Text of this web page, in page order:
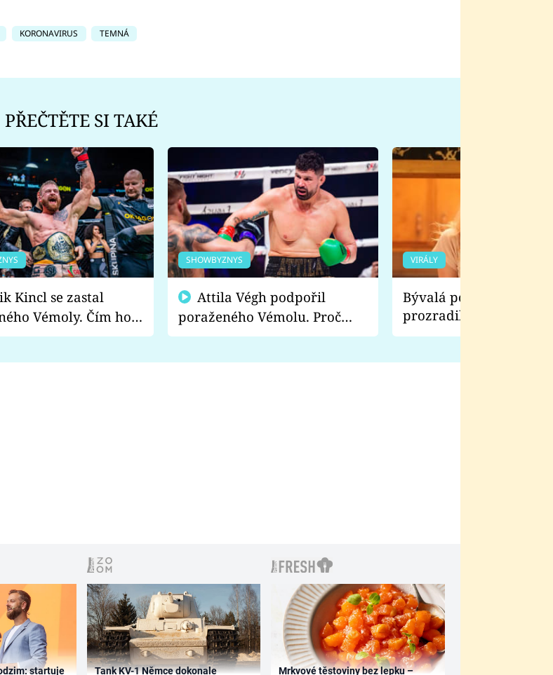
KORONAVIRUS TEMNÁ
PŘEČTĚTE SI TAKÉ
Vémoly. Čím ho
naštvali?
SHOWBYZNYS
poraženého Vémolu. Proč
chce raději zápasit s ním než
VIRÁLY
Bývalá pornoherečka
prozradila, co ji
natáčení Euforie.
startuje Tank KV-1 Němce dokonale Mrkvové těstoviny bez lepku –